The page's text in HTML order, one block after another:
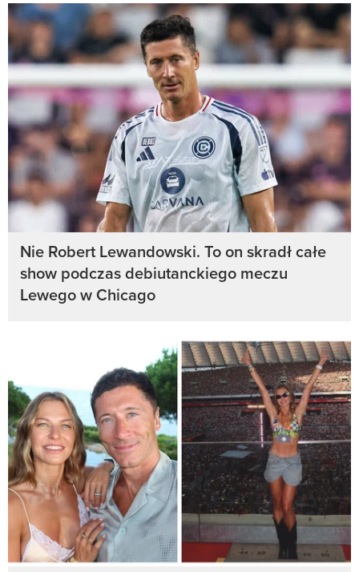
Nie Robert Lewandowski. To on skradł całe
show podczas debiutanckiego meczu
Lewego w Chicago